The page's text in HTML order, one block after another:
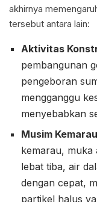
akhirnya
tersebut antara lain:
Aktivitas
pembangunan
pengeboran
mengganggu
menyebabkan
Musim
kemarau, muka
lebat tiba, air
dengan cepat,
partikel halus